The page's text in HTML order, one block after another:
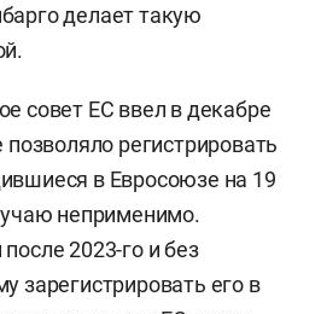
делает такую
совет ЕС ввел в декабре
позволяло регистрировать
в Евросоюзе на 19
неприменимо.
2023-го и без
зарегистрировать его в